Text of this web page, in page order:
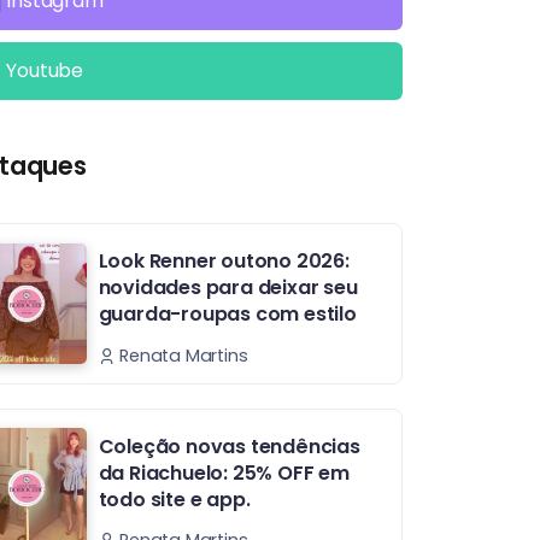
Youtube
Look Renner outono 2026:
novidades para deixar seu
guarda-roupas com estilo
Renata Martins
Coleção novas tendências
da Riachuelo: 25% OFF em
todo site e app.